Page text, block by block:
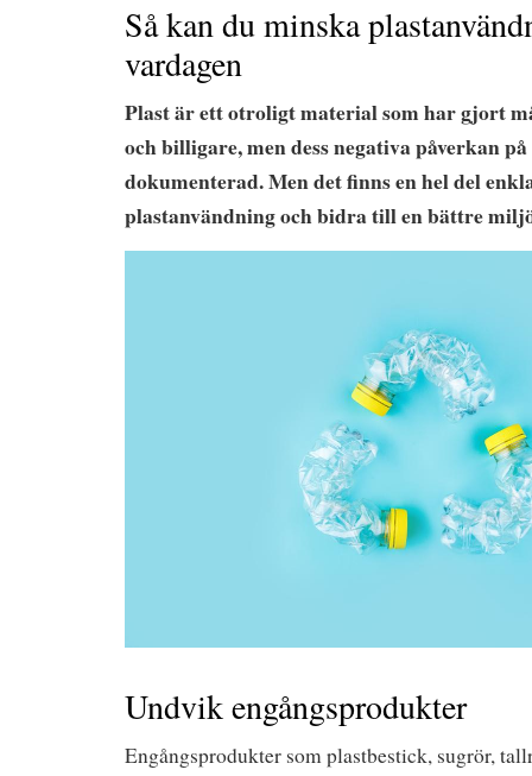
Så kan du minska
vardagen
Plast är ett otroligt material som har gjort
och billigare, men dess negativa påverkan
dokumenterad. Men det finns en hel del
plastanvändning och bidra till en bättre
Undvik engångsprodukter
Engångsprodukter som plastbestick, sugrör,